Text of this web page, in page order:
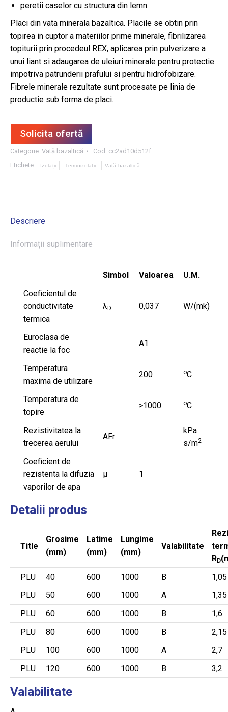
peretii caselor cu structura din lemn.
Placi din vata minerala bazaltica. Placile se obtin prin
topirea in cuptor a materiilor prime minerale, fibrilizarea
topiturii prin procedeul REX, aplicarea prin pulverizare a
unui liant si adaugarea de uleiuri minerale pentru protectie
impotriva patrunderii prafului si pentru hidrofobizare.
Fibrele minerale rezultate sunt procesate pe linia de
productie sub forma de placi.
Solicita ofertă
Categorie: Vată bazaltică Cod: cc2ad10d512f
Etichete:
Izolații Termoizolatii Vată bazaltică
Descriere
Informații suplimentare
Simbol Valoarea
U.M.
Coeficientul de
conductivitate
termica
λD 0,037 W/(mk)
Euroclasa de
reactie la foc
A1
Temperatura
maxima de utilizare
200 oC
Temperatura de
topire
>1000 oC
Rezistivitatea la
trecerea aerului
AFr
kPa
s/m2
Coeficient de
rezistenta la difuzia
vaporilor de apa
μ 1
Detalii produs
Title
Grosime
(mm)
Latime
(mm)
Lungime
(mm)
Valabilitate
RD
PLU
40 600 1000 B
1,05
PLU
50 600 1000 A
1,35
PLU
60 600 1000 B
1,6
PLU
80 600 1000 B
2,15
PLU
100 600 1000 A
2,7
PLU
120 600 1000 B 3,2
Valabilitate